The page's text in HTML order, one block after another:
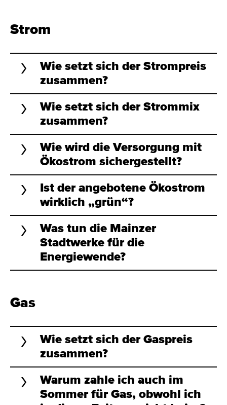
Strom
Wie setzt sich der Strompreis
zusammen?
Wie setzt sich der Strommix
zusammen?
Wie wird die Versorgung mit
Ökostrom sichergestellt?
Ist der angebotene Ökostrom
wirklich „grün“?
Was tun die Mainzer
Stadtwerke für die
Energiewende?
Gas
Wie setzt sich der Gaspreis
zusammen?
Warum zahle ich auch im
Sommer für Gas, obwohl ich